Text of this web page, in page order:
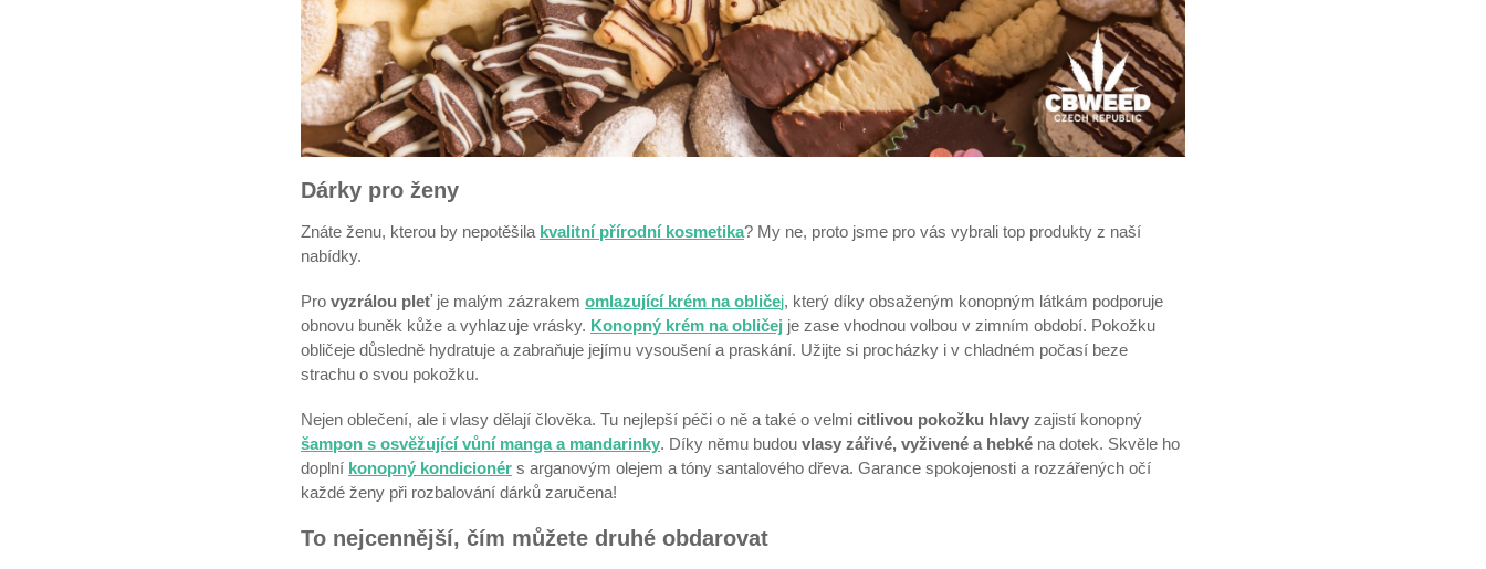
Dárky pro ženy
Znáte ženu, kterou by nepotěšila kvalitní přírodní kosmetika? My ne, proto jsme pro vás vybrali top produkty z naší
nabídky.
Pro vyzrálou pleťje malým zázrakem omlazující krém na obličej, který díky obsaženým konopným látkám podporuje
obnovu buněk kůže a vyhlazuje vrásky. Konopný krém na obličej je zase vhodnou volbou v zimním období. Pokožku
obličeje důsledně hydratuje a zabraňuje jejímu vysoušení a praskání. Užijte si procházky i v chladném počasí beze
strachu o svou pokožku.
Nejen oblečení, ale i vlasy dělají člověka. Tu nejlepší péči o ně a také o velmi citlivou pokožku hlavy zajistí konopný
šampon s osvěžující vůní manga a mandarinky. Díky němu budou vlasy zářivé, vyživené a hebké na dotek. Skvěle ho
doplní konopný kondicionér s arganovým olejem a tóny santalového dřeva. Garance spokojenosti a rozzářených očí
každé ženy při rozbalování dárků zaručena!
To nejcennější, čím můžete druhé obdarovat